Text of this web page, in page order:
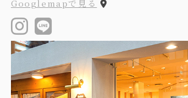
Googlemapで見る